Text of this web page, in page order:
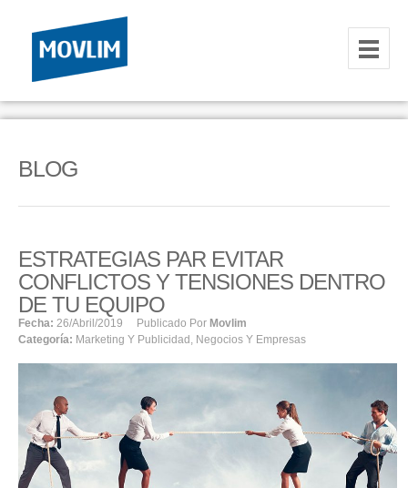
INICIO
HOSTING
HOSTING
RESELLER
SERVIDORES VPS
SERVIDORES VPS WINDOWS
SERVIDORES DEDICADOS
AGENCIA DIGITAL
BLOG
ESTRATEGIAS PAR EVITAR
CONFLICTOS Y TENSIONES DENTRO
DE TU EQUIPO
Fecha: 26/abril/2019 Publicado Por Movlim
Categoría: Marketing Y Publicidad , Negocios Y Empresas